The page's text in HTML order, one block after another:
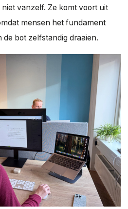
vanzelf. Ze komt voort uit
mensen het fundament
bot zelfstandig draaien.